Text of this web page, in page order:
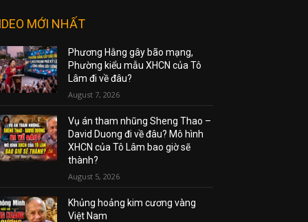
MỚI NHẤT
Phương Hằng gây bão mạng,
Phường kiểu mẫu XHCN của Tô
Lâm đi về đâu?
August 7, 2026
Vụ án tham nhũng Sheng Thao –
David Duong đi về đâu? Mô hình
XHCN của Tô Lâm bao giờ sẽ
thành?
August 5, 2026
Khủng hoảng kim cương vàng
Việt Nam